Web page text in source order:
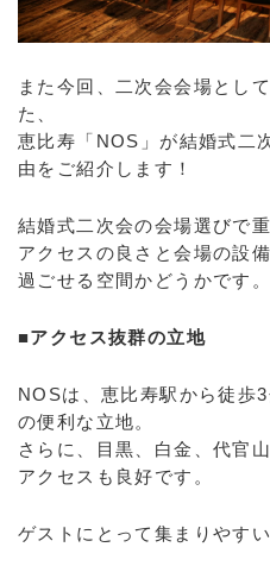
また今回、二次会会場とし
た、
恵比寿「NOS」が結婚式二
由をご紹介します！
結婚式二次会の会場選びで重
アクセスの良さと会場の設
過ごせる空間かどうかです。
■アクセス抜群の立地
NOSは、恵比寿駅から徒歩
の便利な立地。
さらに、目黒、白金、代官
アクセスも良好です。
ゲストにとって集まりやす